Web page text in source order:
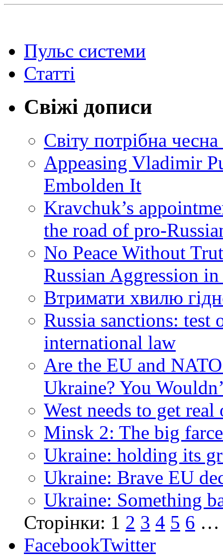
Пульс системи
Статті
Свіжі дописи
Світу потрібна
Appeasing Vladimir
Embolden It
Kravchuk’s
the road of pro-
No Peace Without
Russian Aggression
Втримати хвилю
Russia sanctions:
international law
Are the EU and
Ukraine? You
West needs to get
Minsk 2: The big
Ukraine: holding its
Ukraine: Brave EU
Ukraine: Something
Сторінки: 1 2 3 4 5 6 …
FacebookTwitter